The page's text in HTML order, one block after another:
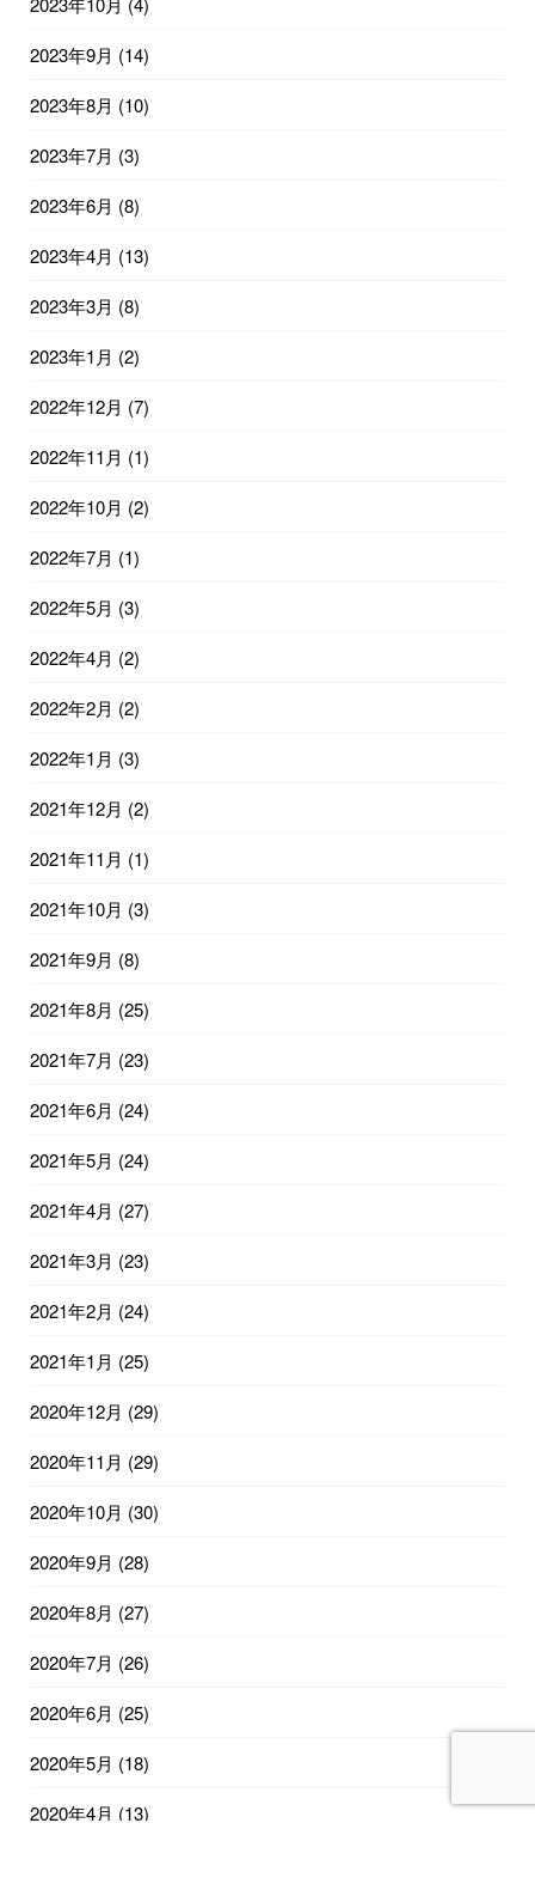
2023年9月 (14)
2023年8月 (10)
2023年7月 (3)
2023年6月 (8)
2023年4月 (13)
2023年3月 (8)
2023年1月 (2)
2022年12月 (7)
2022年11月 (1)
2022年10月 (2)
2022年7月 (1)
2022年5月 (3)
2022年4月 (2)
2022年2月 (2)
2022年1月 (3)
2021年12月 (2)
2021年11月 (1)
2021年10月 (3)
2021年9月 (8)
2021年8月 (25)
2021年7月 (23)
2021年6月 (24)
2021年5月 (24)
2021年4月 (27)
2021年3月 (23)
2021年2月 (24)
2021年1月 (25)
2020年12月 (29)
2020年11月 (29)
2020年10月 (30)
2020年9月 (28)
2020年8月 (27)
2020年7月 (26)
2020年6月 (25)
2020年5月 (18)
2020年4月 (13)